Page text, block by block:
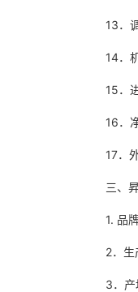
13．
14．
15．
16．
17．
三、
1.
2．生
3．